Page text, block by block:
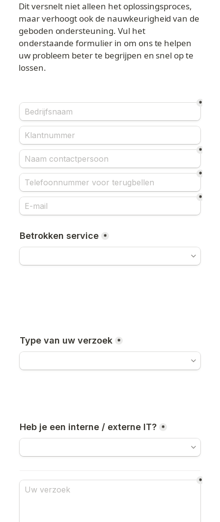
Dit versnelt niet alleen het oplossingsproces,
maar verhoogt ook de nauwkeurigheid van de
geboden ondersteuning. Vul het
onderstaande formulier in om ons te helpen
uw probleem beter te begrijpen en snel op te
lossen.